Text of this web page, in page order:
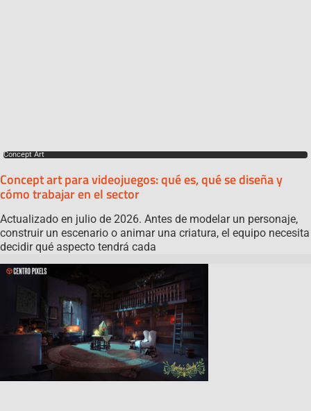
Concept Art
Concept art para videojuegos: qué es, qué se diseña y
cómo trabajar en el sector
Actualizado en julio de 2026. Antes de modelar un personaje,
construir un escenario o animar una criatura, el equipo necesita
decidir qué aspecto tendrá cada